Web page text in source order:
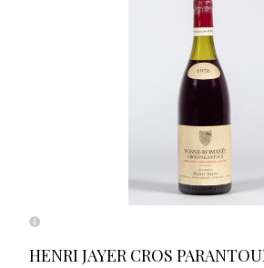
HENRI JAYER CROS